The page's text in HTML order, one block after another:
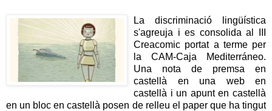
La discriminació lingüística
s'agreuja i es consolida al III
Creacomic portat a terme per
la CAM-Caja Mediterráneo.
Una nota de premsa en
castellà en una web en
castellà i un apunt en castellà
en un bloc en castellà posen de relleu el paper que ha tingut